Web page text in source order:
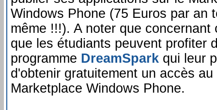
Windows Phone (75 Euros par an
même !!!). A noter que concernant
que les étudiants peuvent profiter
programme DreamSpark qui leur
d'obtenir gratuitement un accès au
Marketplace Windows Phone.